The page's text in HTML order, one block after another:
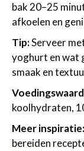
bak 20–25
afkoelen en
Tip:Serveer
yoghurt en wat
smaak en
koolhydraten,
Meer inspiratie:
bereiden